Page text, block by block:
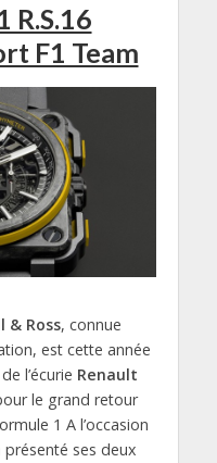
R.S.16
F1 Team
& Ross, connue
est cette année
l’écurie Renault
le grand retour
1 A l’occasion
ses deux